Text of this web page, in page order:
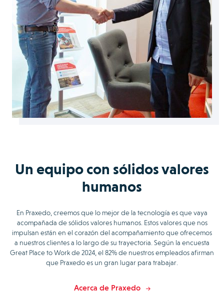
Un equipo con sólidos valores
humanos
En Praxedo, creemos que lo mejor de la tecnología es que vaya
acompañada de sólidos valores humanos. Estos valores que nos
impulsan están en el corazón del acompañamiento que ofrecemos
a nuestros clientes a lo largo de su trayectoria. Según la encuesta
Great Place to Work de 2024, el 82% de nuestros empleados afirman
que Praxedo es un gran lugar para trabajar.
Acerca de Praxedo